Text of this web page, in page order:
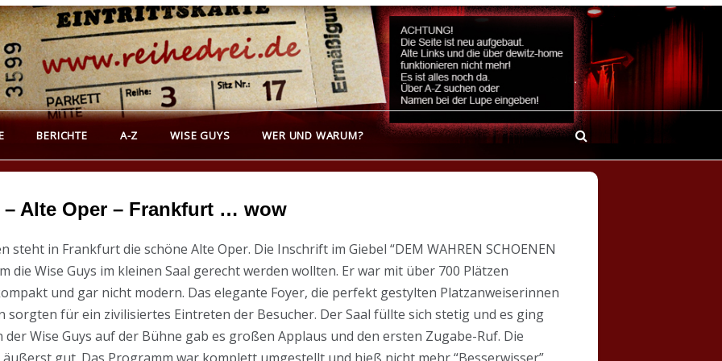
über Groß- und Kleinkunst
BERICHTE A-Z WISE GUYS WER UND WARUM?
– Alte Oper – Frankfurt … wow
in Frankfurt die schöne Alte Oper. Die Inschrift im Giebel “DEM WAHREN SCHOENEN
die Wise Guys im kleinen Saal gerecht werden wollten. Er war mit über 700 Plätzen
und gar nicht modern. Das elegante Foyer, die perfekt gestylten Platzanweiserinnen
für ein zivilisiertes Eintreten der Besucher. Der Saal füllte sich stetig und es ging
Wise Guys auf der Bühne gab es großen Applaus und den ersten Zugabe-Ruf. Die
gut. Das Programm war komplett umgestellt und hieß nicht mehr “Besserwisser”,